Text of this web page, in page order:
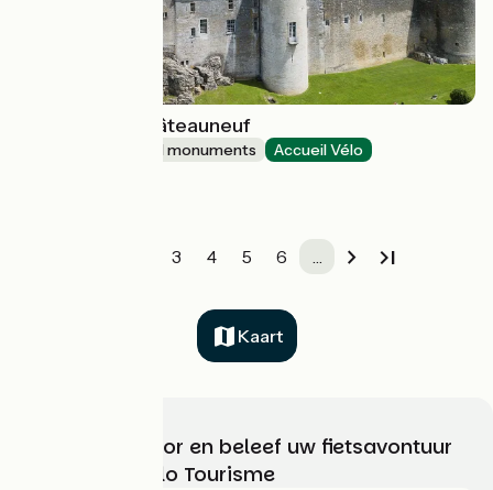
Château de Châteauneuf
Sites and historical monuments Accueil Vélo
3 4 5 6 …
Kaart
Kies, bereid voor en beleef uw fietsavontuur
met France Vélo Tourisme